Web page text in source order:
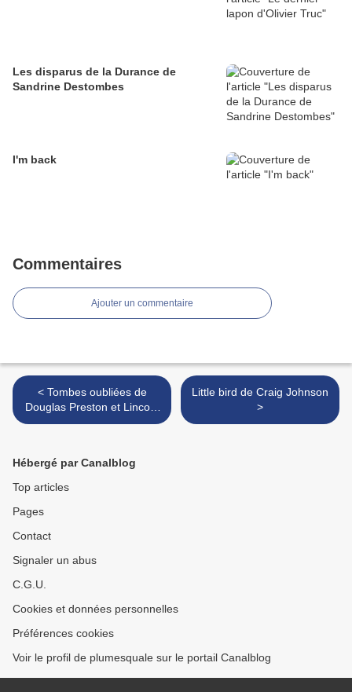
Les disparus de la Durance de
Sandrine Destombes
I'm back
Commentaires
Ajouter un commentaire
< Tombes oubliées de
Douglas Preston et Lincoln
Child
Little bird de Craig Johnson
>
Hébergé par Canalblog
Top articles
Pages
Contact
Signaler un abus
C.G.U.
Cookies et données personnelles
Préférences cookies
Voir le profil de plumesquale sur le portail Canalblog